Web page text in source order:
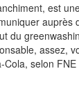
est
auprès
du
assez,
selon FNE